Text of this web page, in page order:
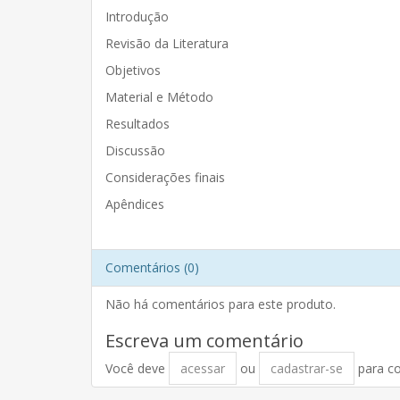
Introdução
Revisão da Literatura
Objetivos
Material e Método
Resultados
Discussão
Considerações finais
Apêndices
Comentários (0)
Não há comentários para este produto.
Escreva um comentário
Você deve acessar ou cadastrar-se para